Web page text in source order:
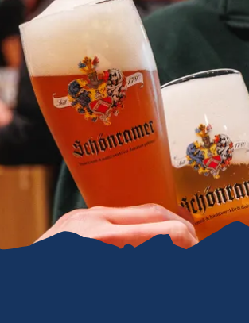
Gleitschirmfliegen &
Luftsport
Interaktive Vollbildkarte
Barrierefreiheit im
Chiemgau
Chiemgau G'schichten